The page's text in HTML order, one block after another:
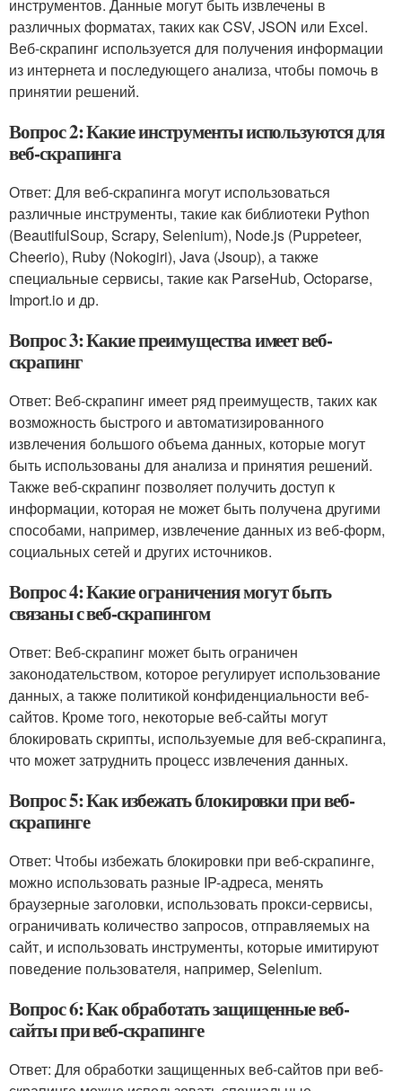
инструментов. Данные могут быть извлечены в
различных форматах, таких как CSV, JSON или Excel.
Веб-скрапинг используется для получения информации
из интернета и последующего анализа, чтобы помочь в
принятии решений.
Вопрос 2: Какие инструменты используются для
веб-скрапинга
Ответ: Для веб-скрапинга могут использоваться
различные инструменты, такие как библиотеки Python
(BeautifulSoup, Scrapy, Selenium), Node.js (Puppeteer,
Cheerio), Ruby (Nokogiri), Java (Jsoup), а также
специальные сервисы, такие как ParseHub, Octoparse,
Import.io и др.
Вопрос 3: Какие преимущества имеет веб-
скрапинг
Ответ: Веб-скрапинг имеет ряд преимуществ, таких как
возможность быстрого и автоматизированного
извлечения большого объема данных, которые могут
быть использованы для анализа и принятия решений.
Также веб-скрапинг позволяет получить доступ к
информации, которая не может быть получена другими
способами, например, извлечение данных из веб-форм,
социальных сетей и других источников.
Вопрос 4: Какие ограничения могут быть
связаны с веб-скрапингом
Ответ: Веб-скрапинг может быть ограничен
законодательством, которое регулирует использование
данных, а также политикой конфиденциальности веб-
сайтов. Кроме того, некоторые веб-сайты могут
блокировать скрипты, используемые для веб-скрапинга,
что может затруднить процесс извлечения данных.
Вопрос 5: Как избежать блокировки при веб-
скрапинге
Ответ: Чтобы избежать блокировки при веб-скрапинге,
можно использовать разные IP-адреса, менять
браузерные заголовки, использовать прокси-сервисы,
ограничивать количество запросов, отправляемых на
сайт, и использовать инструменты, которые имитируют
поведение пользователя, например, Selenium.
Вопрос 6: Как обработать защищенные веб-
сайты при веб-скрапинге
Ответ: Для обработки защищенных веб-сайтов при веб-